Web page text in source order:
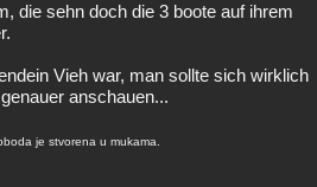
die sehn doch die 3 boote auf ihrem
Vieh war, man sollte sich wirklich
anschauen...
je stvorena u mukama.